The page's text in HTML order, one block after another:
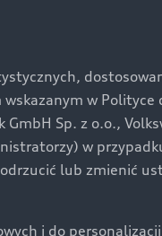
w
Sp. z o.o.,
w
lub zmienić
i do